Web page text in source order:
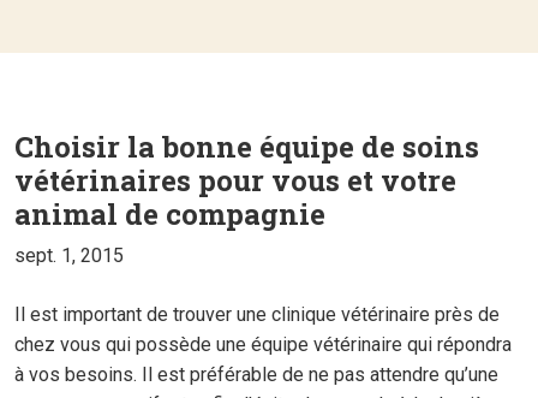
Choisir la bonne équipe de soins
vétérinaires pour vous et votre
animal de compagnie
sept. 1, 2015
Il est important de trouver une clinique vétérinaire près de
chez vous qui possède une équipe vétérinaire qui répondra
à vos besoins. Il est préférable de ne pas attendre qu’une